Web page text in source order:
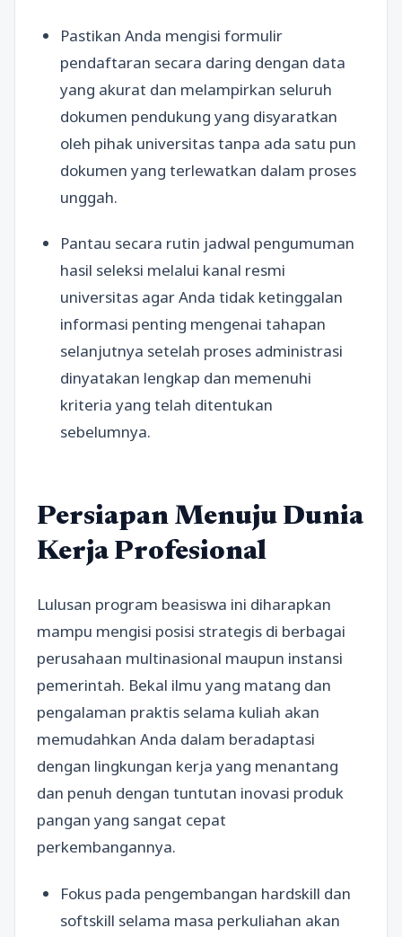
Pastikan Anda mengisi formulir
pendaftaran secara daring dengan data
yang akurat dan melampirkan seluruh
dokumen pendukung yang disyaratkan
oleh pihak universitas tanpa ada satu pun
dokumen yang terlewatkan dalam proses
unggah.
Pantau secara rutin jadwal pengumuman
hasil seleksi melalui kanal resmi
universitas agar Anda tidak ketinggalan
informasi penting mengenai tahapan
selanjutnya setelah proses administrasi
dinyatakan lengkap dan memenuhi
kriteria yang telah ditentukan
sebelumnya.
Persiapan Menuju Dunia
Kerja Profesional
Lulusan program beasiswa ini diharapkan
mampu mengisi posisi strategis di berbagai
perusahaan multinasional maupun instansi
pemerintah. Bekal ilmu yang matang dan
pengalaman praktis selama kuliah akan
memudahkan Anda dalam beradaptasi
dengan lingkungan kerja yang menantang
dan penuh dengan tuntutan inovasi produk
pangan yang sangat cepat
perkembangannya.
Fokus pada pengembangan hardskill dan
softskill selama masa perkuliahan akan